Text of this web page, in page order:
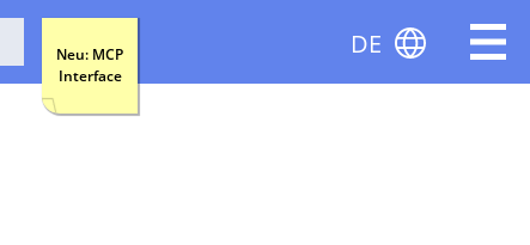
Neu: MCP
Interface
DE